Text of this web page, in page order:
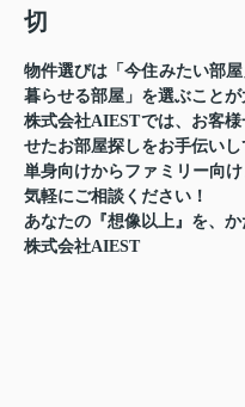
切
物件選びは「今住みたい部
暮らせる部屋」を選ぶことが
株式会社AIESTでは、お客
せたお部屋探しをお手伝いし
単身向けからファミリー向
気軽にご相談ください！
あなたの『想像以上』を、か
株式会社AIEST